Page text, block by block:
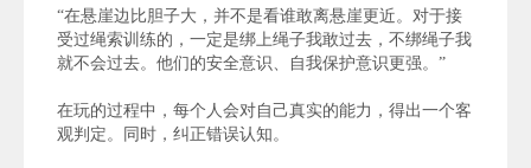
“在悬崖边比胆子大，并不是看谁敢离悬崖更近。对于接
受过绳索训练的，一定是绑上绳子我敢过去，不绑绳子我
就不会过去。 他们的安全意识、自我保护意识更强。 ”
在玩的过程中，每个人会对自己真实的能力，得出一个客
观判定。同时，纠正错误认知。